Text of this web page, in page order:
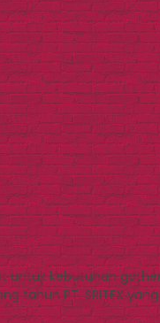
untuk kebutuhan
tahun PT. SRITEX